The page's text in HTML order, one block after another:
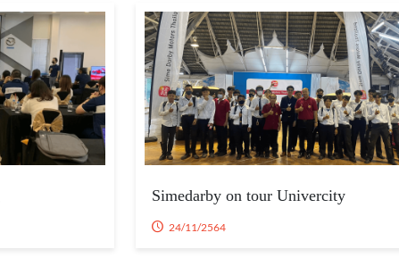
Simedarby on tour Univercity
24/11/2564